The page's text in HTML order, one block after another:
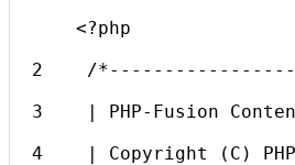
<?php
2    /
3    | PHP-Fusion
4    | Copyright (C)